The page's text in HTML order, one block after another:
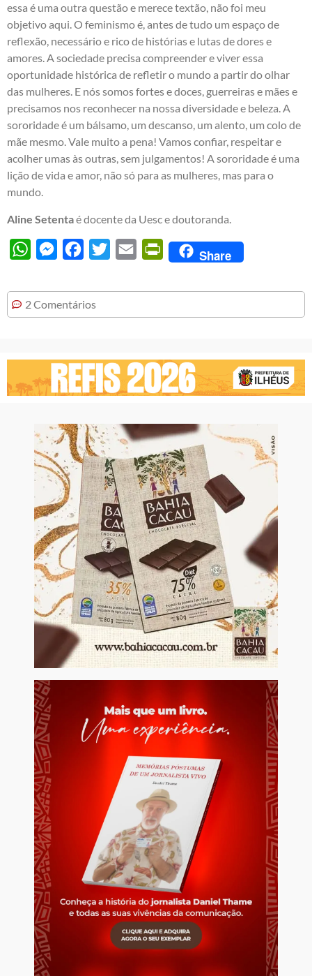
essa é uma outra questão e merece textão, não foi meu
objetivo aqui. O feminismo é, antes de tudo um espaço de
reflexão, necessário e rico de histórias e lutas de dores e
amores. A sociedade precisa compreender e viver essa
oportunidade histórica de refletir o mundo a partir do olhar
das mulheres. E nós somos fortes e doces, guerreiras e mães e
precisamos nos reconhecer na nossa diversidade e beleza. A
sororidade é um bálsamo, um descanso, um alento, um colo de
mãe mesmo. Vale muito a pena! Vamos confiar, respeitar e
acolher umas às outras, sem julgamentos! A sororidade é uma
lição de vida e amor, não só para as mulheres, mas para o
mundo.
Aline Setentaé docente da Uesc e doutoranda.
WhatsAppMessengerFacebook
Twitter Email PrintFriendly
Share
2 Comentários